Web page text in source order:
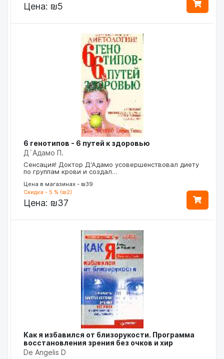
Цена: ₪5
6 генотипов - 6 путей к здоровью
Д`Адамо П.
Сенсация! Доктор Д'Адамо усовершенствовал диету
по группам крови и создал…
Цена в магазинах - ₪39
Скидка - 5 % (₪2)
Цена: ₪37
Как я избавился от близорукости. Программа
восстановления зрения без очков и хир
De Angelis D